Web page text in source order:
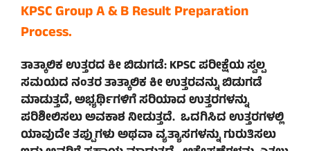
KPSC Group A & B Result Preparation
Process.
ತಾತ್ಕಾಲಿಕ ಉತ್ತರದ ಕೀ ಬಿಡುಗಡೆ: KPSC ಪರೀಕ್ಷೆಯ ಸ್ವಲ್ಪ
ಸಮಯದ ನಂತರ ತಾತ್ಕಾಲಿಕ ಕೀ ಉತ್ತರವನ್ನು ಬಿಡುಗಡೆ
ಮಾಡುತ್ತದೆ, ಅಭ್ಯರ್ಥಿಗಳಿಗೆ ಸರಿಯಾದ ಉತ್ತರಗಳನ್ನು
ಪರಿಶೀಲಿಸಲು ಅವಕಾಶ ನೀಡುತ್ತದೆ. ಒದಗಿಸಿದ ಉತ್ತರಗಳಲ್ಲಿ
ಯಾವುದೇ ತಪ್ಪುಗಳು ಅಥವಾ ವ್ಯತ್ಯಾಸಗಳನ್ನು ಗುರುತಿಸಲು